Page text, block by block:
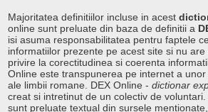
Majoritatea definitiilor incluse in acest
online sunt preluate din baza de definitii a
isi asuma responsabilitatea pentru faptele
informatiilor prezente pe acest site si nu
privire la corectitudinea si coerenta
Online este transpunerea pe internet a
ale limbii romane. DEX Online -dictionar
creat si intretinut de un colectiv de voluntari.
sunt preluate textual din sursele